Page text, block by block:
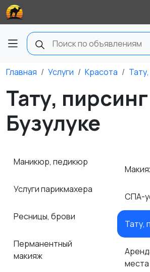
Главная Услуги Красота
Тату,
Бузулуке
Маникюр, педикюр
Услуги парикмахера
Ресницы, брови
Перманентный
макияж
СПА-
Тату,
места